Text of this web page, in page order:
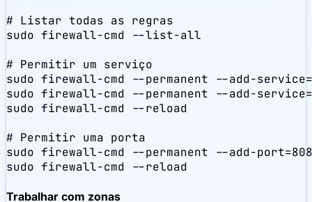
# Listar todas as regras
sudo firewall-cmd --list-all
# Permitir um serviço
sudo firewall-cmd --permanent --add-
sudo firewall-cmd --permanent --add-
sudo firewall-cmd --reload
# Permitir uma porta
sudo firewall-cmd --permanent --add-
sudo firewall-cmd --reload
Trabalhar com zonas